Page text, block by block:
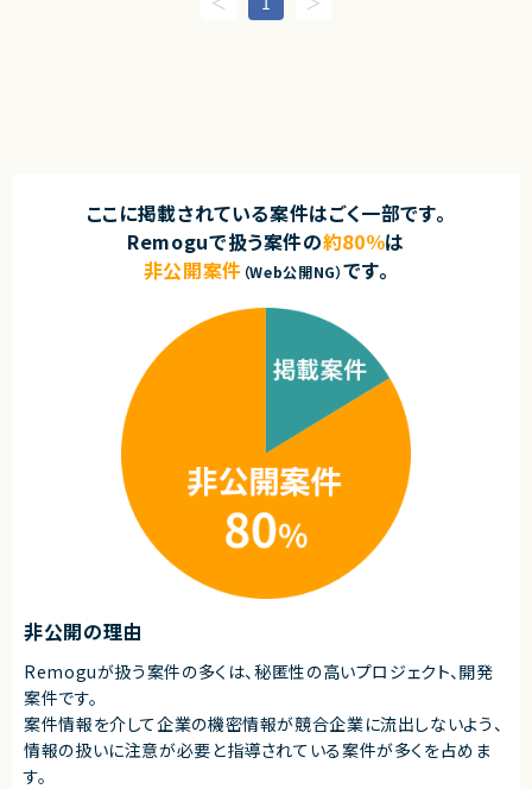
◎プロダクトチームと近い距離で上流工程から関われます！
◎自社サービス開発に長期的に携われる安定した環境です！
・AI駆動開発を前提とした開発プロセスの改善および運用ルールの整備
・設計、実装、テスト
・Reactを用いたフロントエンド開発経験（3年以上）
・TypeScriptを用いたWebアプリケーション開発経験
・チームでの開発経験および他職種との協業経験
・Next.jsを用いた開発経験
・フロントエンドのリプレイス・モダナイズ経験
・GitHub CopilotやChatGPTなど生成AIを活用した開発経験
業務委託(準委任契約)
株式会社LASSIC
エージェントから
◎AIツールをフル活用した最先端の開発環境でスキルアップが可能！
◎大規模リプレイス案件の中核としてモダン化に深く関われます！
◎フロントを軸にバックエンドや設計まで幅広く経験できます！
◎プロダクトチームと連携し上流工程から関わることができます！
ここに掲載されている案件はごく一部です。
Remoguで扱う案件の約80％は
非公開案件 （Web公開NG）です。
非公開の理由
Remoguが扱う案件の多くは、秘匿性の高いプロジェクト、開発
案件です。
案件情報を介して企業の機密情報が競合企業に流出しないよう、
情報の扱いに注意が必要と指導されている案件が多くを占めま
す。